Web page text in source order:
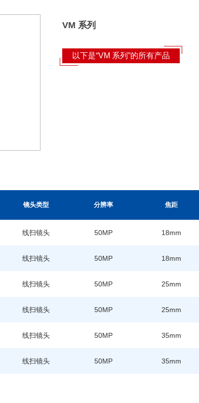
VM 系列
以下是“VM 系列”的所有产品
镜头类型 分辨率 焦距
线扫镜头 50MP 18mm
线扫镜头 50MP 18mm
线扫镜头 50MP 25mm
线扫镜头 50MP 25mm
线扫镜头 50MP 35mm
线扫镜头 50MP 35mm